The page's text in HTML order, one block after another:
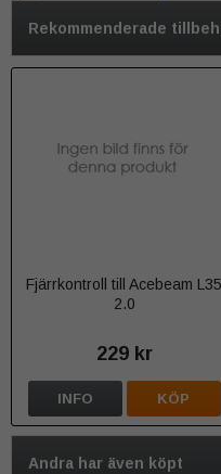
Rekommenderade
Fjärrkontroll till Acebeam L35
2.0
229 kr
INFO KÖP
Andra har även köpt